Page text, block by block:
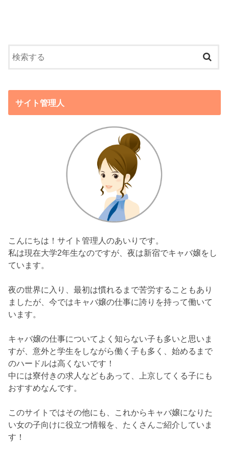
サイト管理人
こんにちは！サイト管理人のあいりです。
私は現在大学2年生なのですが、夜は新宿でキャバ嬢をし
ています。
夜の世界に入り、最初は慣れるまで苦労することもあり
ましたが、今ではキャバ嬢の仕事に誇りを持って働いて
います。
キャバ嬢の仕事についてよく知らない子も多いと思いま
すが、意外と学生をしながら働く子も多く、始めるまで
のハードルは高くないです！
中には寮付きの求人などもあって、上京してくる子にも
おすすめなんです。
このサイトではその他にも、これからキャバ嬢になりた
い女の子向けに役立つ情報を、たくさんご紹介していま
す！